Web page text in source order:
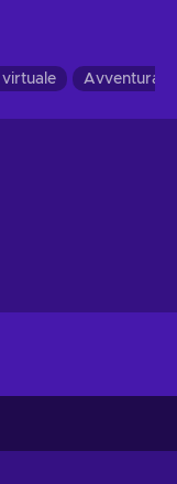
virtuale Avventura